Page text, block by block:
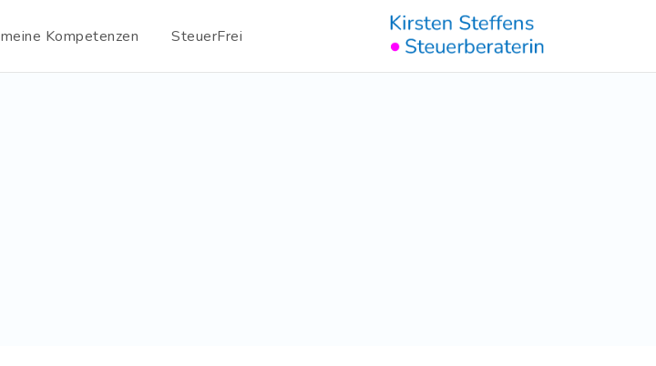
SteuerFrei
meine Kompetenzen